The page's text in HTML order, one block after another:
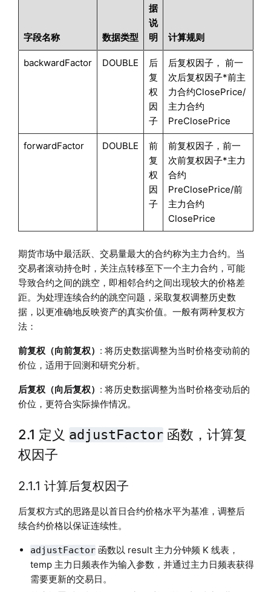
字段名称 数据类型
据
说
明
计算规则
backwardFactor DOUBLE
后
复
权
因
子
后复权因子， 前一
次后复权因子*前主
力合约ClosePrice/
主力合约
PreClosePrice
forwardFactor DOUBLE
前
复
权
因
子
前复权因子，前一
次前复权因子*主力
合约
PreClosePrice/前
主力合约
ClosePrice
期货市场中最活跃、交易量最大的合约称为主力合约。当
交易者滚动持仓时，关注点转移至下一个主力合约，可能
导致合约之间的跳空，即相邻合约之间出现较大的价格差
距。为处理连续合约的跳空问题，采取复权调整历史数
据，以更准确地反映资产的真实价值。一般有两种复权方
法：
前复权（向前复权） : 将历史数据调整为当时价格变动前的
价位，适用于回测和研究分析。
后复权（向后复权） : 将历史数据调整为当时价格变动后的
价位，更符合实际操作情况。
2.1 定义 adjustFactor函数，计算复
权因子
2.1.1 计算后复权因子
后复权方式的思路是以首日合约价格水平为基准，调整后
续合约价格以保证连续性。
adjustFactor函数以 result 主力分钟频 K 线表，
temp 主力日频表作为输入参数，并通过主力日频表获得
需要更新的交易日。